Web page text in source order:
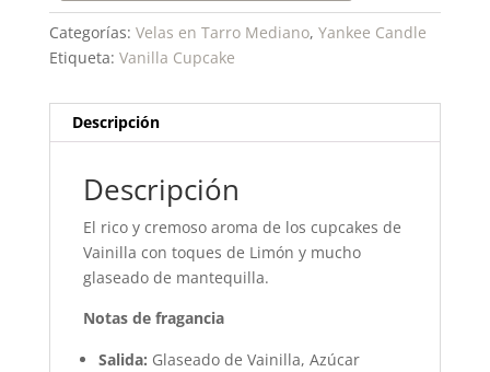
Categorías: Velas en Tarro Mediano, Yankee Candle
Etiqueta: Vanilla Cupcake
Descripción
Descripción
El rico y cremoso aroma de los cupcakes de
Vainilla con toques de Limón y mucho
glaseado de mantequilla.
Notas de fragancia
Salida: Glaseado de Vainilla, Azúcar